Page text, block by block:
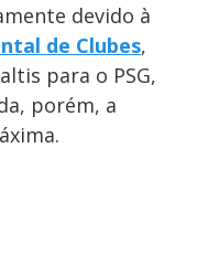
devido à
de Clubes,
para o PSG,
porém, a